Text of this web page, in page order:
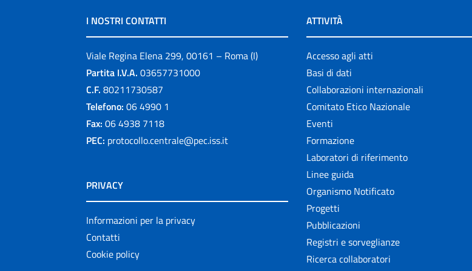
I NOSTRI CONTATTI
Viale Regina Elena 299, 00161 – Roma (I)
Partita I.V.A. 03657731000
C.F. 80211730587
Telefono: 06 4990 1
Fax: 06 4938 7118
PEC: protocollo.centrale@pec.iss.it
PRIVACY
Informazioni per la privacy
Contatti
Cookie policy
ATTIVITÀ
Accesso agli atti
Basi di dati
Collaborazioni internazionali
Comitato Etico Nazionale
Eventi
Formazione
Laboratori di riferimento
Linee guida
Organismo Notificato
Progetti
Pubblicazioni
Registri e sorveglianze
Ricerca collaboratori